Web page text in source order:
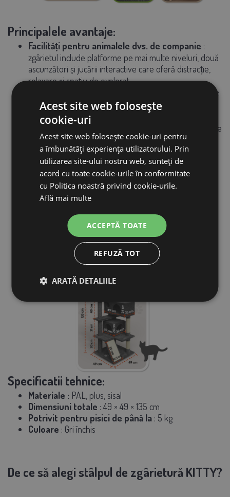
Principalele avantaje:
Facilități pentru animalele dvs. de companie :
zgârietul include platforme pe mai multe niveluri, două
ascunzători și jucării interactive care oferă distracție,
relaxare și spațiu de explorat.
: pisica ta poate practica în
siguranță îngrijirea ghearelor pe stâlpii din sisal,
salvându-ți astfel mobilierul.
: Fiecare platformă și ascunzătoare
este acoperită cu pluș moale și cald, pentru a oferi
pisicii tale un confort maxim.
Construcție robustă: stâlpul de zgâriere este
fabricat din PAL de înaltă calitate și stabil, deci este
potrivit și pentru animalele de companie cu blană
îngrășate.
element suplimentar de distracție care îți va menține
pisica activă și distrată.
CADOU GRATUIT:Un șoarece de pluș suplimentar
pentru pisica ta, ca un cadou de bucurie.
Specificatii tehnice:
Materiale : PAL, plus, sisal
Dimensiuni totale : 49 × 49 × 135 cm
Potrivit pentru pisici de până la : 5 kg
Culoare : Gri închis
De ce să alegi stâlpul de zgârietură KITTY?
Acest site web folosește
cookie-uri
Acest site web folosește cookie-uri pentru
a îmbunătăți experiența utilizatorului. Prin
utilizarea site-ului nostru web, sunteți de
acord cu toate cookie-urile în conformitate
cu Politica noastră privind cookie-urile.
Află mai multe
ACCEPTĂ TOATE
REFUZĂ TOT
ARATĂ DETALIILE